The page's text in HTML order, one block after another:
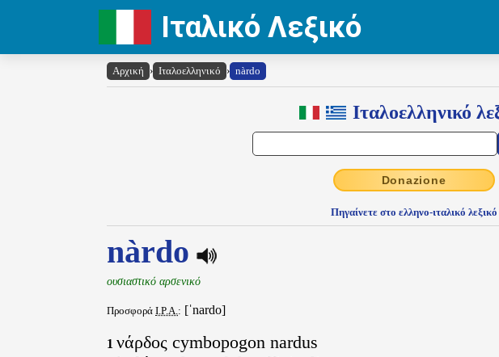
Ιταλικό Λεξικό
Αρχική › Ιταλοελληνικό › nàrdo
Ιταλοελληνικό
Donazione
Πηγαίνετε στο ελληνο-ιταλικό λεξικό
nàrdo
ουσιαστικό αρσενικό
Προσφορά I.P.A. : [ˈnardo]
1 νάρδος cymbopogon nardus